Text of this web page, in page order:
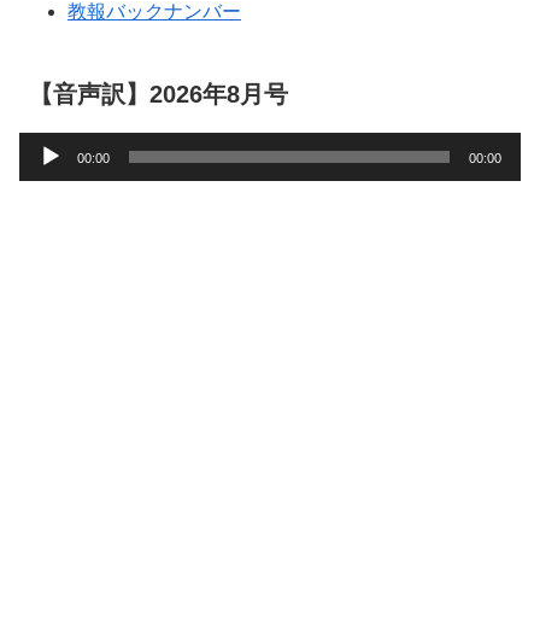
教報バックナンバー
【音声訳】2026年8月号
声
00:00 00:00